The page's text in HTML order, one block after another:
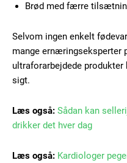
Etiam est nibh, lobortis sit
Praesent euismod ac
Ut mollis pellentesque
Orci varius natoque
Brød med færre
Selvom ingen enkelt
mange ernæringseksperter
ultraforarbejdede
sigt.
Læs også: Sådan kan
drikker det hver dag
Læs også: Kardiologer